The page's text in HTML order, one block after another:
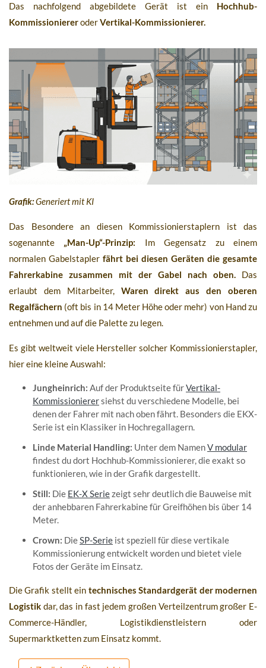
Das nachfolgend abgebildete Gerät ist ein Hochhub-
KommissioniereroderVertikal-Kommissionierer.
Grafik:Generiert mit KI
Das Besondere an diesen Kommissionierstaplern ist das
sogenannte
„Man-Up“-Prinzip: Im Gegensatz zu einem
normalen Gabelstapler fährt bei diesen Geräten die gesamte
Fahrerkabine zusammen mit der Gabel nach oben.
Das
erlaubt dem Mitarbeiter, Waren direkt aus den oberen
Regalfächern (oft bis in 14 Meter Höhe oder mehr) von Hand zu
entnehmen und auf die Palette zu legen.
Es gibt weltweit viele Hersteller solcher Kommissionierstapler,
hier eine kleine Auswahl:
Jungheinrich: Auf der Produktseite fürVertikal-
Kommissionierersiehst du verschiedene Modelle, bei
denen der Fahrer mit nach oben fährt. Besonders die EKX-
Serie ist ein Klassiker in Hochregallagern.
Linde Material Handling: Unter dem NamenV modular
findest du dort Hochhub-Kommissionierer, die exakt so
funktionieren, wie in der Grafik dargestellt.
Still: Die EK-X Seriezeigt sehr deutlich die Bauweise mit
der anhebbaren Fahrerkabine für Greifhöhen bis über 14
Meter.
Crown: Die SP-Serie ist speziell für diese vertikale
Kommissionierung entwickelt worden und bietet viele
Fotos der Geräte im Einsatz.
Die Grafik stellt ein technisches Standardgerät der modernen
Logistik dar, das in fast jedem großen Verteilzentrum großer E-
Commerce-Händler, Logistikdienstleistern oder
Supermarktketten zum Einsatz kommt.